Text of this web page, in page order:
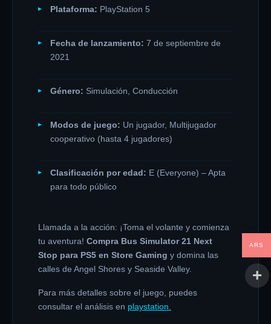
Plataforma: PlayStation 5
Fecha de lanzamiento: 7 de septiembre de
2021
Género: Simulación, Conducción
Modos de juego: Un jugador, Multijugador
cooperativo (hasta 4 jugadores)
Clasificación por edad: E (Everyone) – Apta
para todo público
Llamada a la acción: ¡Toma el volante y comienza
tu aventura! Compra Bus Simulator 21 Next
Stop para PS5 en Store Gaming y domina las
calles de Angel Shores y Seaside Valley.
Para más detalles sobre el juego, puedes
consultar el análisis en playstation.
ARS